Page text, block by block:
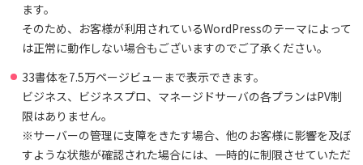
ます。
そのため、お客様が利用されているWordPressのテーマによって
は正常に動作しない場合もございますのでご了承ください。
33書体を7.5万ページビューまで表示できます。
ビジネス、ビジネスプロ、マネージドサーバの各プランはPV制
限はありません。
※サーバーの管理に支障をきたす場合、他のお客様に影響を及ぼ
すような状態が確認された場合には、一時的に制限させていただ